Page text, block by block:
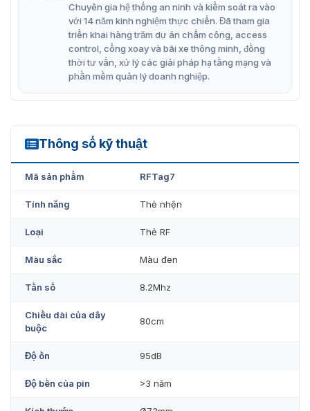
nên đảm bảo về chất lượng cùng mức giá tốt nhất. Liên
hệ với chúng tôi để nhận những tư vấn miễn phí, báo giá
tốt nhất về sản phẩm RFTag7.
Chuyên gia hệ thống an ninh và kiểm soát ra vào
với 14 năm kinh nghiệm thực chiến. Đã tham gia
triển khai hàng trăm dự án chấm công, access
control, cổng xoay và bãi xe thông minh, đồng
thời tư vấn, xử lý các giải pháp hạ tầng mạng và
phần mềm quản lý doanh nghiệp.
Thông số kỹ thuật
RFtag7
Mã sản phẩm RFTag7
Tính năng Thẻ nhện
Loại Thẻ RF
Màu sắc Màu đen
Tần số 8.2Mhz
Chiều dài của dây
buộc
80cm
Độ ồn 95dB
Độ bền của pin >3 năm